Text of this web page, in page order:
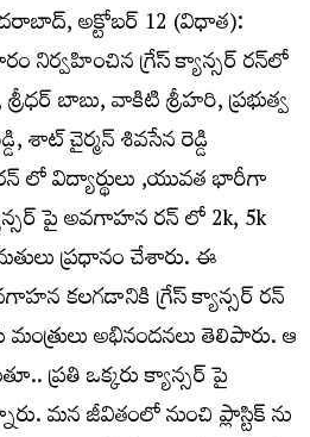
అక్టోబర్ 12 (విధాత):
నిర్వహించిన గ్రేస్ క్యాన్సర్ రన్‌లో
బాబు, వాకిటి శ్రీహరి, ప్రభుత్వ
శాట్ చైర్మన్ శివసేన రెడ్డి
లో విద్యార్థులు ,యువత భారీగా
పై అవగాహన రన్ లో 2k, 5k
ప్రధానం చేశారు. ఈ
కలగడానికి గ్రేస్ క్యాన్సర్ రన్
అభినందనలు తెలిపారు. ఆ
ప్రతి ఒక్కరు క్యాన్సర్ పై
మన జీవితంలో నుంచి ప్లాస్టిక్ ను